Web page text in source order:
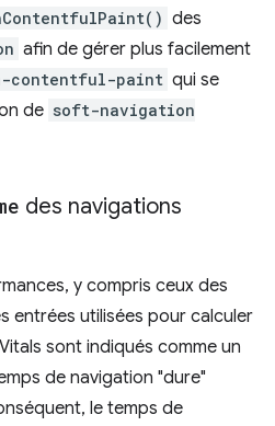
des
afin de gérer plus facilement
contentful-paint qui se
de soft-navigation
des navigations
y compris ceux des
entrées utilisées pour calculer
sont indiqués comme un
de navigation "dure"
le temps de